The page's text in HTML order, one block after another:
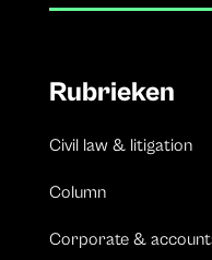
Rubrieken
Civil law & litigation
Column
Corporate &